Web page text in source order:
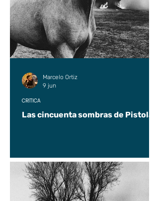
Las cincuenta sombras de Pistolas
CRÍTICA
Marcelo Ortiz
9 jun